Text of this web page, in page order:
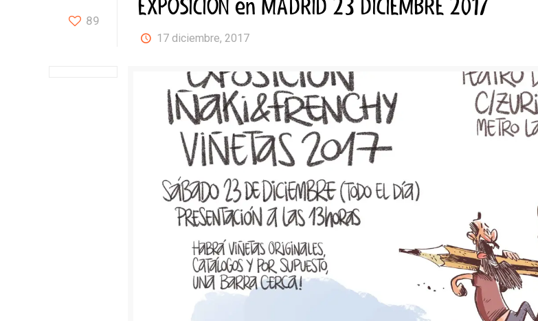
89 EXPOSICIÓN en MADRID 23 DICIEMBRE 2017
17 diciembre, 2017